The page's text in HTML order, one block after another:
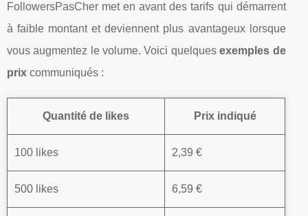
FollowersPasCher met en avant des tarifs qui démarrent
à faible montant et deviennent plus avantageux lorsque
vous augmentez le volume. Voici quelquesexemples de
prix communiqués :
Quantité de likes Prix indiqué
100 likes 2,39 €
500 likes 6,59 €